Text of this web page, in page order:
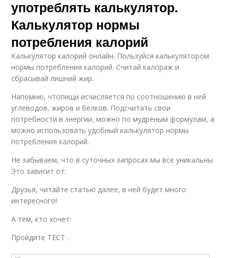
употреблять калькулятор.
Калькулятор нормы
потребления калорий
Калькулятор калорий онлайн. Пользуйся калькулятором
нормы потребления калорий. Считай калораж и
сбрасывай лишний жир.
Напомню, чтопищи исчисляется по соотношению в ней
углеводов, жиров и белков. Подсчитать свои
потребности в энергии, можно по мудрёным формулам, а
можно использовать удобный калькулятор нормы
потребления калорий.
Не забываем, что в суточных запросах мы все уникальны.
Это зависит от:
Друзья, читайте статью далее, в ней будет много
интересного!
А тем, кто хочет:
Пройдите ТЕСТ .